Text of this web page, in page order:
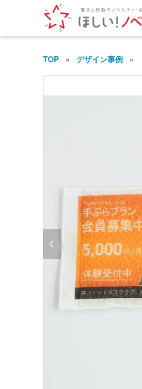
TOP デザイン事例